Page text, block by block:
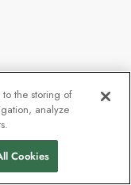
the storing of
analyze
Cookies